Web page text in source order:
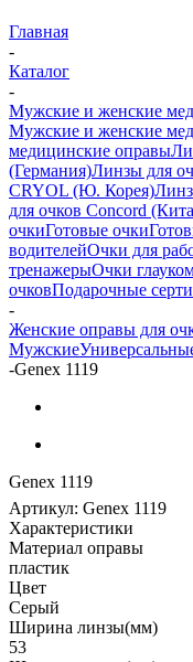
Главная
-
Каталог
-
Мужские и женские
Мужские и женские
медицинские оправы
(Германия)Линзы для
CRYOL (Ю. Корея)
для очков Concord
очкиГотовые очки
водителейОчки для
тренажерыОчки
очковПодарочные
-
Женские оправы для
Мужские
-Genex 1119
Genex 1119
Артикул: Genex 1119
Характеристики
Материал оправы
пластик
Цвет
Серый
Ширина линзы(мм)
53